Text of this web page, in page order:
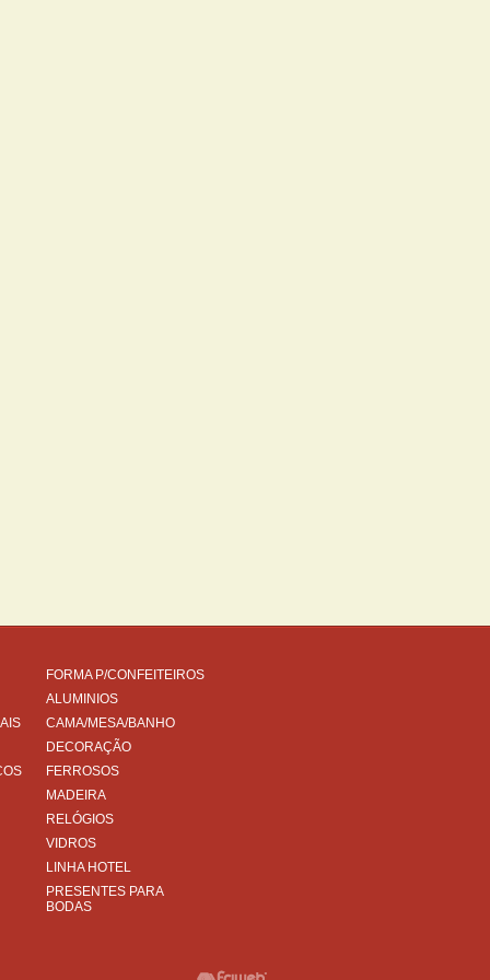
FORMA P/CONFEITEIROS
ALUMINIOS
CAMA/MESA/BANHO
DECORAÇÃO
FERROSOS
MADEIRA
RELÓGIOS
VIDROS
LINHA HOTEL
PRESENTES PARA
BODAS